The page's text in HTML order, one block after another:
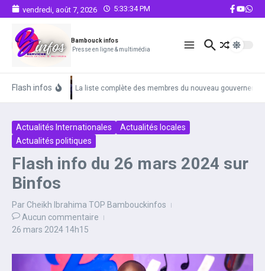
Aller au contenu
vendredi, août 7, 2026 5:33:34 PM
Bambouck infos
Presse en ligne & multimédia
Flash infos La liste complète des membres du nouveau
Actualités Internationales
Actualités locales
Actualités politiques
Flash info du 26 mars 2024 sur
Binfos
Par Cheikh Ibrahima TOP Bambouckinfos
Aucun commentaire
26 mars 2024 14h15